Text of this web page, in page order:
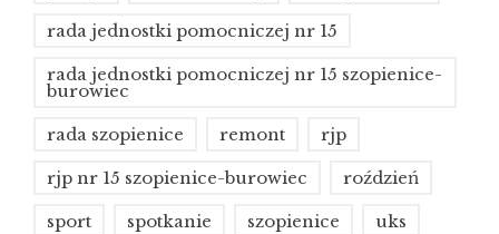
rada jednostki pomocniczej nr 15
rada jednostki pomocniczej nr 15 szopienice-
burowiec
rada szopienice remont rjp
rjp nr 15 szopienice-burowiec roździeń
sport spotkanie szopienice uks